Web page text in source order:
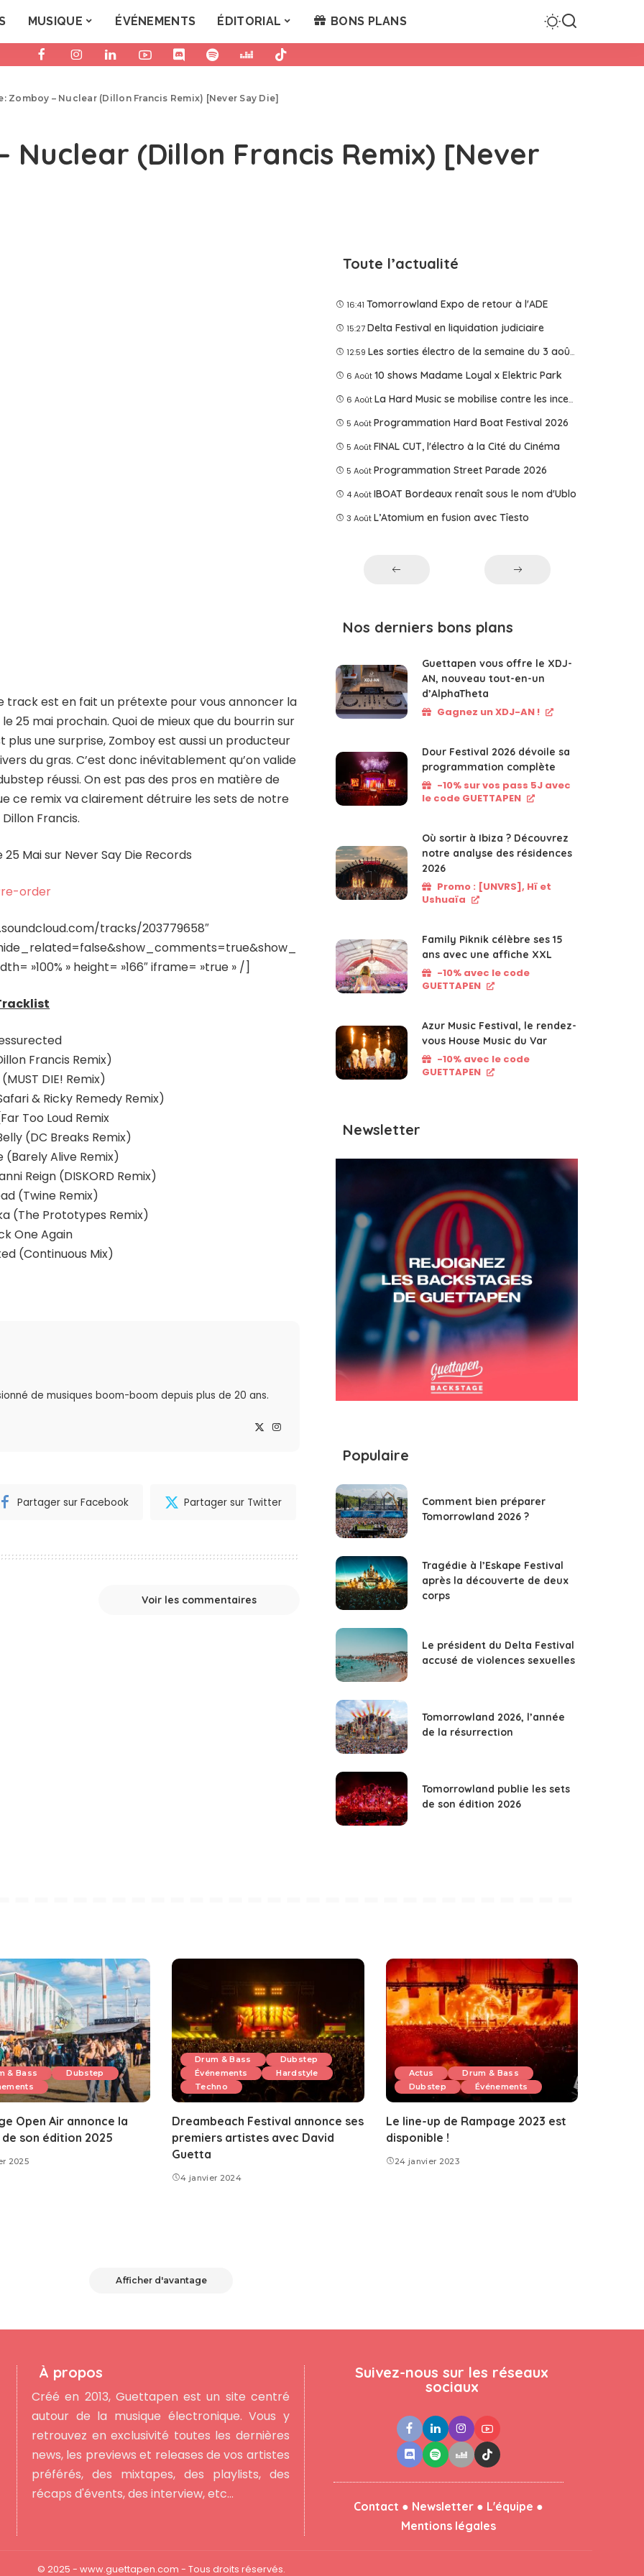
MUSIQUE ÉVÉNEMENTS ÉDITORIAL BONS PLANS
Zomboy – Nuclear (Dillon Francis Remix) [Never Say Die]
Nuclear (Dillon Francis Remix) [Never
track est en fait un prétexte pour vous annoncer la
25 mai prochain. Quoi de mieux que du bourrin sur
plus une surprise, Zomboy est aussi un producteur
du gras. C’est donc inévitablement qu’on valide
réussi. On est pas des pros en matière de
ce remix va clairement détruire les sets de notre
Francis.
Mai sur Never Say Die Records
order
tracks/203779658″
»100% » height= »166″ iframe= »true » /]
Francis Remix)
DIE! Remix)
& Ricky Remedy Remix)
Too Loud Remix
(DC Breaks Remix)
(Barely Alive Remix)
Reign (DISKORD Remix)
(Twine Remix)
(The Prototypes Remix)
One Again
(Continuous Mix)
de musiques boom-boom depuis plus de 20 ans.
Partager sur Facebook Partager sur Twitter
Voir les commentaires
Toute l’actualité
16:41 Tomorrowland Expo de retour à l'ADE
15:27 Delta Festival en liquidation judiciaire
12:59 Les sorties électro de la semaine du 3 août 2026
6 Août 10 shows Madame Loyal x Elektric Park
6 Août La Hard Music se mobilise contre les incendies
5 Août Programmation Hard Boat Festival 2026
5 Août FINAL CUT, l'électro à la Cité du Cinéma
5 Août Programmation Street Parade 2026
4 Août IBOAT Bordeaux renaît sous le nom d'Ublo
3 Août L’Atomium en fusion avec Tîesto
Nos derniers bons plans
Guettapen vous offre le XDJ-
AN, nouveau tout-en-un
d’AlphaTheta
Gagnez un XDJ-AN !
Dour Festival 2026 dévoile sa
programmation complète
-10% sur vos pass 5J avec
le code GUETTAPEN
Où sortir à Ibiza ? Découvrez
notre analyse des résidences
2026
Promo : [UNVRS], Hï et
Ushuaïa
Family Piknik célèbre ses 15
ans avec une affiche XXL
-10% avec le code
GUETTAPEN
Azur Music Festival, le rendez-
vous House Music du Var
-10% avec le code
GUETTAPEN
Newsletter
Populaire
Comment bien préparer
Tomorrowland 2026 ?
Tragédie à l’Eskape Festival
après la découverte de deux
corps
Le président du Delta Festival
accusé de violences sexuelles
Tomorrowland 2026, l’année
de la résurrection
Tomorrowland publie les sets
de son édition 2026
& Bass
Dubstep
Open Air annonce la
de son édition 2025
2025
Drum & Bass
Dubstep
Événements
Hardstyle
Techno
Dreambeach Festival annonce ses
premiers artistes avec David
Guetta
4 janvier 2024
Actus
Drum & Bass
Dubstep
Événements
Le line-up de Rampage 2023 est
disponible !
24 janvier 2023
Afficher d'avantage
À propos
Créé en 2013, Guettapen est un site centré
autour de la musique électronique. Vous y
retrouvez en exclusivité toutes les dernières
news, les previews et releases de vos artistes
préférés, des mixtapes, des playlists, des
récaps d'évents, des interview, etc...
Suivez-nous sur les réseaux
sociaux
Contact ● Newsletter ● L'équipe ●
Mentions légales
© 2025 - www.guettapen.com - Tous droits réservés.